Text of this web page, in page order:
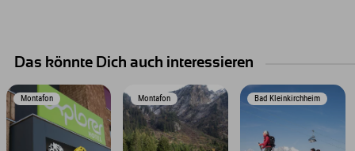
Das könnte Dich auch interessieren
Montafon Montafon Bad Kleinkirchheim